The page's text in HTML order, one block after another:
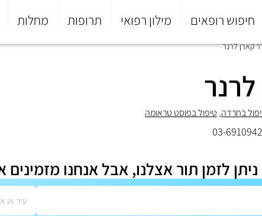
חיפוש רופאים מילון רפואי תרופות מחלות
התפריט
קארן לרנר
בחרדה, טיפול בפוסט טראומה
03-6910942
לזמן תור אצלנו, אבל אנחנו